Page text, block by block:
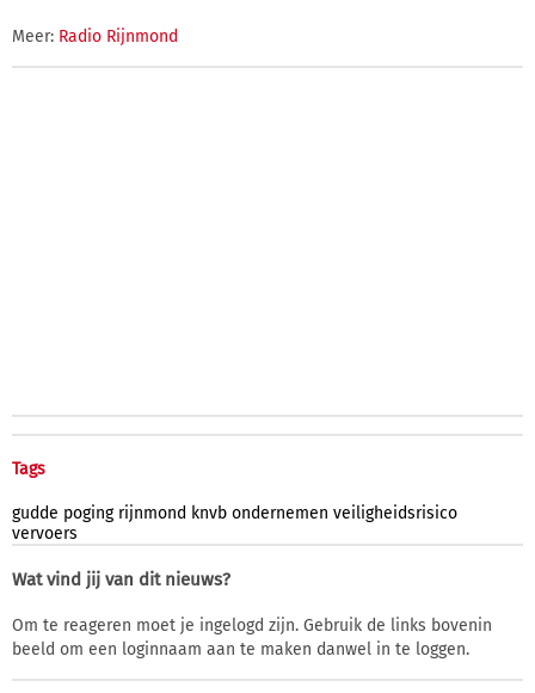
Meer: Radio Rijnmond
Tags
gudde poging rijnmond knvb ondernemen veiligheidsrisico
vervoers
Wat vind jij van dit nieuws?
Om te reageren moet je ingelogd zijn. Gebruik de links bovenin
beeld om een loginnaam aan te maken danwel in te loggen.